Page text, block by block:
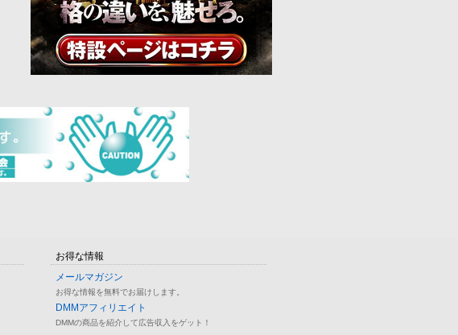
お得な情報
メールマガジン
お得な情報を無料でお届けします。
DMMアフィリエイト
DMMの商品を紹介して広告収入をゲット！